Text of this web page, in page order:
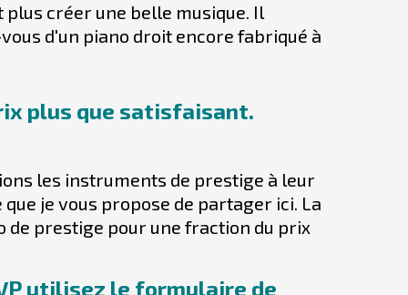
créer une belle musique. Il
d'un piano droit encore fabriqué à
plus que satisfaisant.
les instruments de prestige à leur
je vous propose de partager ici. La
prestige pour une fraction du prix
utilisez le formulaire de